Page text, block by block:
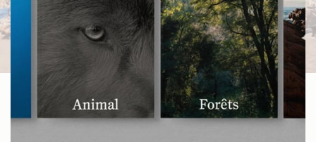
Au Maroc, des villages berbères
et commerces rasés pour le